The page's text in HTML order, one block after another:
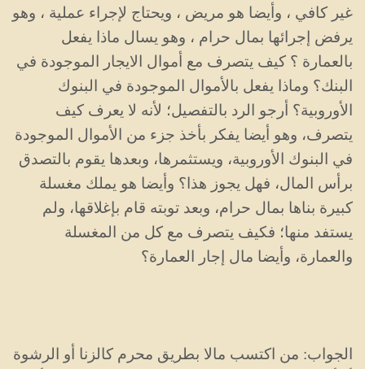
غير كافي ، وأيضا هو مريض ، ويحتاج لإجراء عملية ، وهو
يرفض إجرائها بمال حرام ، وهو يسال ماذا يفعل
بالعمارة ؟ كيف يتصرف مع أموال الايجار الموجودة في
البنك؟ وماذا يفعل بالأموال الموجودة في البنوك
الأوروبية؟ أرجو الرد بالتفصيل؛ لأنه لا يعرف كيف
يتصرف، وهو أيضا يفكر بأخذ جزء من الأموال الموجودة
في البنوك الأوروبية، ويستثمرها، وبعدها يقوم بالتصدق
برأس المال، فهل يجوز هذا؟ وأيضا هو يملك مغسلة
كبيرة بناها بمال حرام، وبعد توبته قام بإغلاقها، ولم
يستفد منها؛ فكيف يتصرف مع كل من المغسلة
والعمارة، وأيضا مال إجار العمارة؟
الجواب: من اكتسب مالا بطريق محرم كالزنا أو الرشوة